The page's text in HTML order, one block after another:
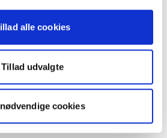
alle cookies
Tillad udvalgte
cookies